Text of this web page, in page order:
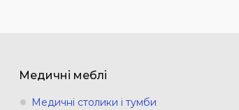
Медичні меблі
Медичні столики і тумби